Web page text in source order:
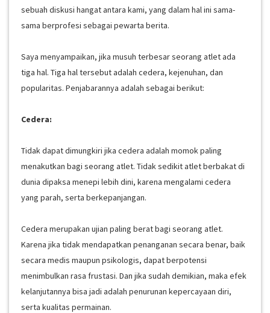
sebuah diskusi hangat antara kami, yang dalam hal ini sama-
sama berprofesi sebagai pewarta berita.
Saya menyampaikan, jika musuh terbesar seorang atlet ada
tiga hal. Tiga hal tersebut adalah cedera, kejenuhan, dan
popularitas. Penjabarannya adalah sebagai berikut:
Cedera:
Tidak dapat dimungkiri jika cedera adalah momok paling
menakutkan bagi seorang atlet. Tidak sedikit atlet berbakat di
dunia dipaksa menepi lebih dini, karena mengalami cedera
yang parah, serta berkepanjangan.
Cedera merupakan ujian paling berat bagi seorang atlet.
Karena jika tidak mendapatkan penanganan secara benar, baik
secara medis maupun psikologis, dapat berpotensi
menimbulkan rasa frustasi. Dan jika sudah demikian, maka efek
kelanjutannya bisa jadi adalah penurunan kepercayaan diri,
serta kualitas permainan.